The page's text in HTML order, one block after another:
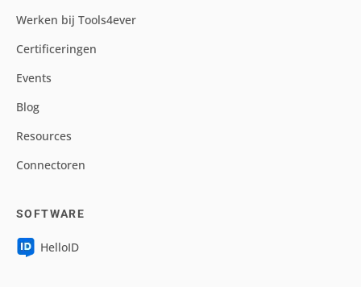
Werken bij Tools4ever
Certificeringen
Events
Blog
Resources
Connectoren
SOFTWARE
HelloID